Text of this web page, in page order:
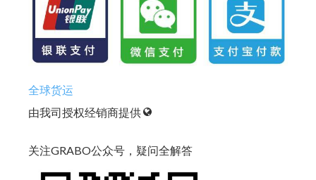
全球货运
由我司授权经销商提供
关注GRABO公众号，疑问全解答